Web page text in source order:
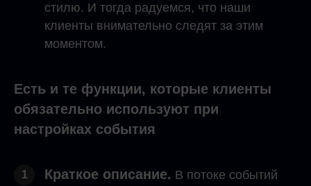
стилю. И тогда радуемся, что наши
клиенты внимательно следят за этим
моментом.
Есть и те функции, которые клиенты
обязательно используют при
настройках события
1 Краткое описание. В потоке событий